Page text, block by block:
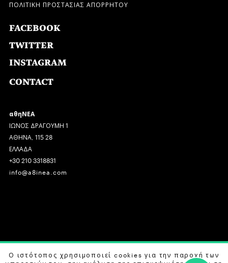
ΠΟΛΙΤΙΚΗ ΠΡΟΣΤΑΣΙΑΣ ΑΠΟΡΡΗΤΟΥ
FACEBOOK
TWITTER
INSTAGRAM
CONTACT
αθηΝΕΑ
ΙΩΝΟΣ ΔΡΑΓΟΥΜΗ 1
ΑΘΗΝΑ, 115 28
ΕΛΛΑΔΑ
+30 210 3318831
info@a8inea.com
COPYRIGHT © 2026 αθηΝΕΑ, ALL RIGHTS RESERVED.
Ο ιστότοπος χρησιμοποιεί cookies για την παροχή των